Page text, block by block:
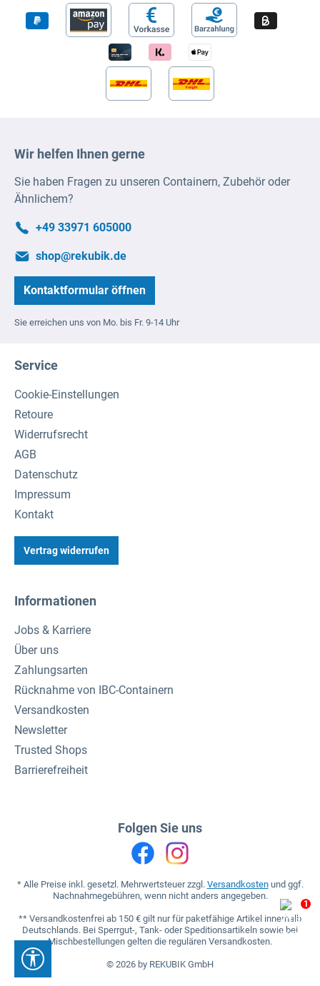
Wir helfen Ihnen gerne
Sie haben Fragen zu unseren Containern, Zubehör oder
Ähnlichem?
+49 33971 605000
shop@rekubik.de
Kontaktformular öffnen
Sie erreichen uns von Mo. bis Fr. 9-14 Uhr
Service
Cookie-Einstellungen
Retoure
Widerrufsrecht
AGB
Datenschutz
Impressum
Kontakt
Vertrag widerrufen
Informationen
Jobs & Karriere
Über uns
Zahlungsarten
Rücknahme von IBC-Containern
Versandkosten
Newsletter
Trusted Shops
Barrierefreiheit
Folgen Sie uns
* Alle Preise inkl. gesetzl. Mehrwertsteuer zzgl. Versandkostenund ggf.
Nachnahmegebühren, wenn nicht anders angegeben.
** Versandkostenfrei ab 150 € gilt nur für paketfähige Artikel innerhalb
Deutschlands. Bei Sperrgut-, Tank- oder Speditionsartikeln sowie bei
Mischbestellungen gelten die regulären Versandkosten.
© 2026 by REKUBIK GmbH
Werkzeugleiste anzeigen
1